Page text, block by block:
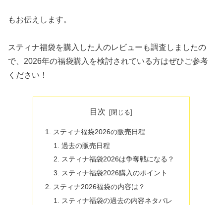
もお伝えします。
スティナ福袋を購入した人のレビューも調査しましたの
で、2026年の福袋購入を検討されている方はぜひご参考
ください！
目次
スティナ福袋2026の販売日程
過去の販売日程
スティナ福袋2026は争奪戦になる？
スティナ福袋2026購入のポイント
スティナ2026福袋の内容は？
スティナ福袋の過去の内容ネタバレ